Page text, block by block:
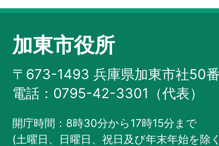
加東市役所
〒673-1493 兵庫県加東市社50
電話：0795-42-3301（代表）
開庁時間：8時30分から17時15分まで
(土曜日、日曜日、祝日及び年末年始を除